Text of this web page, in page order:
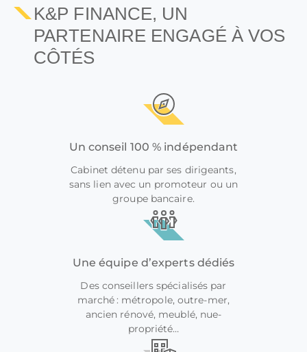
K&P FINANCE, UN
PARTENAIRE ENGAGÉ À VOS
CÔTÉS
Un conseil 100 % indépendant
Cabinet détenu par ses dirigeants,
sans lien avec un promoteur ou un
groupe bancaire.
Une équipe d’experts dédiés
Des conseillers spécialisés par
marché : métropole, outre-mer,
ancien rénové, meublé, nue-
propriété…